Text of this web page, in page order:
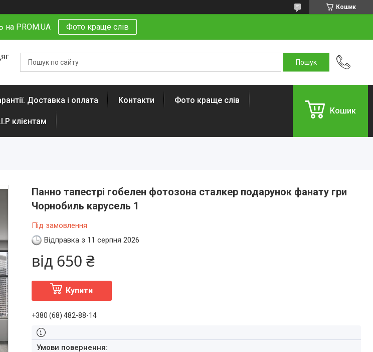
Кошик
PROM.UA Фото краще слів
Доставка і оплата Контакти Фото краще слів
клієнтам
Кошик
Панно тапестрі гобелен фотозона сталкер подарунок фанату гри
Чорнобиль карусель 1
Під замовлення
Відправка з 11 серпня 2026
від 650 ₴
Купити
+380 (68) 482-88-14